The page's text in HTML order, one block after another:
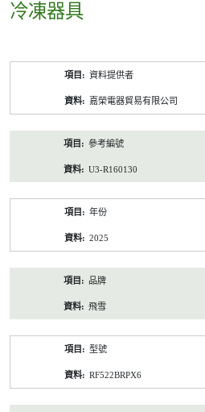
冷凍器具
資料提供者
嘉榮電器貿易有限公司
參考編號
U3-R160130
年份
2025
品牌
飛雪
型號
RF522BRPX6